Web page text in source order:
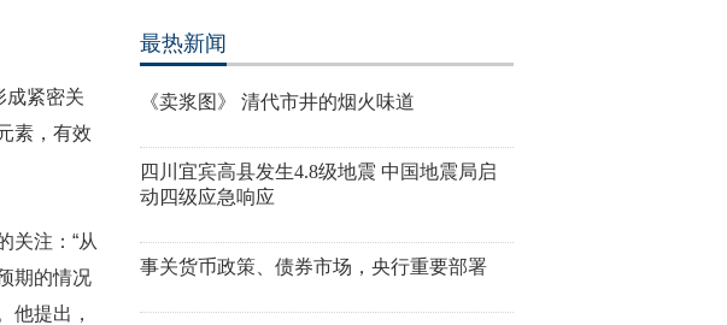
成紧密关
素，有效
关注：“从
期的情况
他提出，
最热新闻
《卖浆图》 清代市井的烟火味道
四川宜宾高县发生4.8级地震 中国地震局启
动四级应急响应
事关货币政策、债券市场，央行重要部署